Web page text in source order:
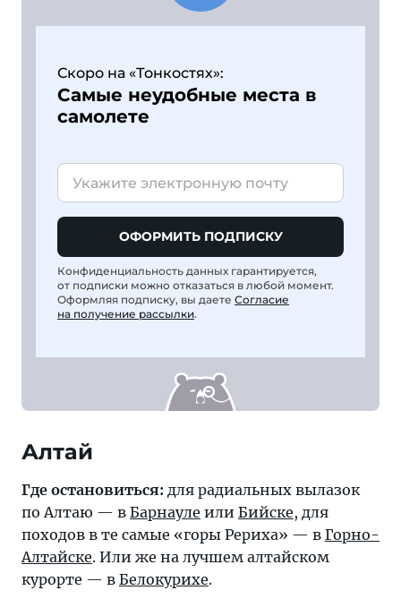
Скоро на «Тонкостях»:
Самые неудобные места в
самолете
ОФОРМИТЬ ПОДПИСКУ
Конфиденциальность данных гарантируется,
от подписки можно отказаться в любой момент.
Оформляя подписку, вы даете Согласие
на получение рассылки.
Алтай
Где остановиться: для радиальных вылазок
по Алтаю — в Барнауле или Бийске, для
походов в те самые «горы Рериха» — в Горно-
Алтайске. Или же на лучшем алтайском
курорте — в Белокурихе.